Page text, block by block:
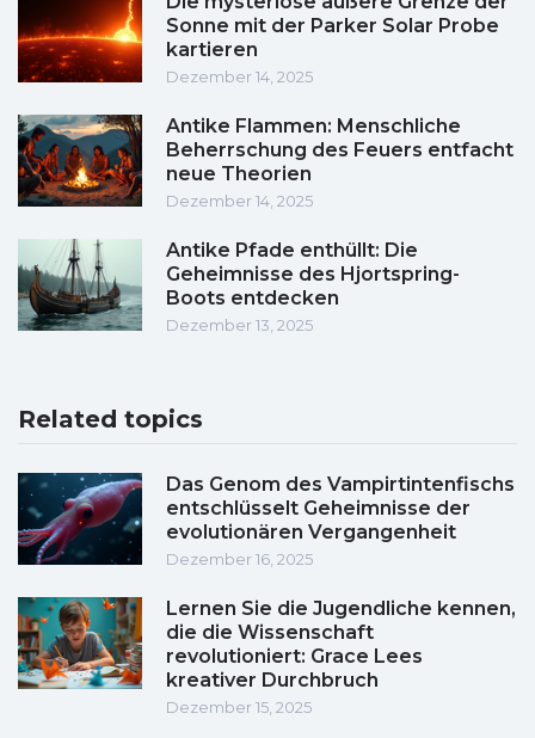
Sonne mit der Parker Solar Probe
kartieren
Dezember 14, 2025
Antike Flammen: Menschliche
Beherrschung des Feuers entfacht
neue Theorien
Dezember 14, 2025
Antike Pfade enthüllt: Die
Geheimnisse des Hjortspring-
Boots entdecken
Dezember 13, 2025
Related topics
Das Genom des Vampirtintenfischs
entschlüsselt Geheimnisse der
evolutionären Vergangenheit
Dezember 16, 2025
Lernen Sie die Jugendliche kennen,
die die Wissenschaft
revolutioniert: Grace Lees
kreativer Durchbruch
Dezember 15, 2025